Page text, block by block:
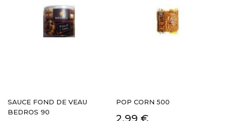
SAUCE FOND DE VEAU
BEDROS 90
POP CORN 500
2,99 €